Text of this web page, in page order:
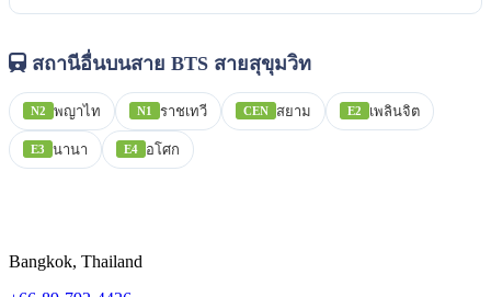
สถานีอื่นบนสาย BTS สายสุขุมวิท
N2 พญาไท N1 ราชเทวี CEN สยาม E2 เพลินจิต
E3 นานา E4 อโศก
Bangkok, Thailand